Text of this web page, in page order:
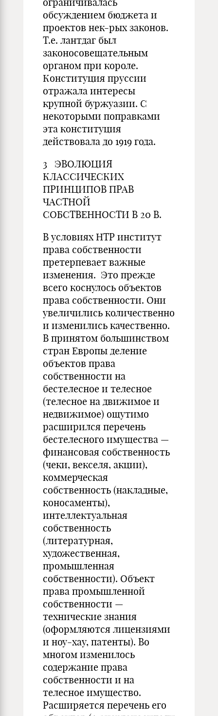
обсуждением бюджета и
проектов нек-рых законов.
Т.е. лантдаг был
законосовещательным
органом при короле.
Конституция пруссии
отражала интересы
крупной буржуазии. С
некоторыми поправками
эта конституция
действовала до 1919 года.
3 ЭВОЛЮЦИЯ
КЛАССИЧЕСКИХ
ПРИНЦИПОВ ПРАВ
ЧАСТНОЙ
СОБСТВЕННОСТИ В 20 В.
В условиях НТР институт
права собственности
претерпевает важные
изменения. Это прежде
всего коснулось объектов
права собственности. Они
увеличились количественно
и изменились качественно.
В принятом большинством
стран Европы деление
объектов права
собственности на
бестелесное и телесное
(телесное на движимое и
недвижимое) ощутимо
расширился перечень
бестелесного имущества —
финансовая собственность
(чеки, векселя, акции),
коммерческая
собственность (накладные,
коносаменты),
интеллектуальная
собственность
(литературная,
художественная,
промышленная
собственности). Объект
права промышленной
собственности —
технические знания
(оформляются лицензиями
и ноу-хау, патенты). Во
многом изменилось
содержание права
собственности и на
телесное имущество.
Расширяется перечень его